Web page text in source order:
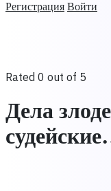
Регистрация Войти
Rated 0 out of 5
Дела